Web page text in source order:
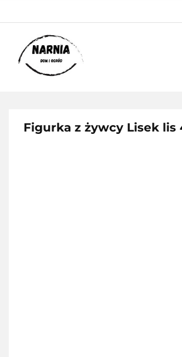
Figurka z żywcy Lisek lis